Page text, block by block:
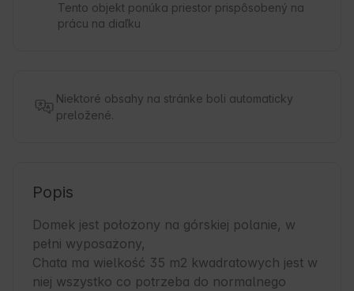
Tento objekt ponúka priestor prispôsobený na
prácu na diaľku
Niektoré obsahy na stránke boli automaticky
preložené.
Popis
Domek jest położony na górskiej polanie, w
pełni wyposażony,
Chata ma wielkość 35 m2 kwadratowych jest w
niej wszystko co potrzeba do normalnego